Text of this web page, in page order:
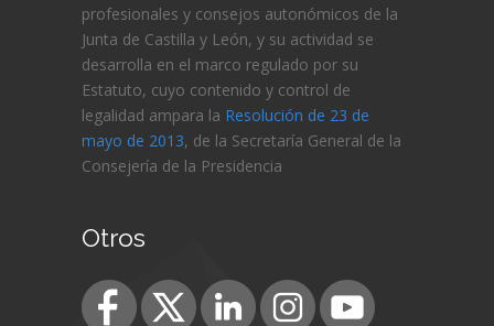
profesionales y consejos autonómicos de la
Junta de Castilla y León, y su actividad se
desarrolla en el marco regulado por su
Estatuto, cuyo contenido y control de
legalidad ampara la Resolución de 23 de
mayo de 2013, de la Secretaría General de la
Consejería de la Presidencia
Otros